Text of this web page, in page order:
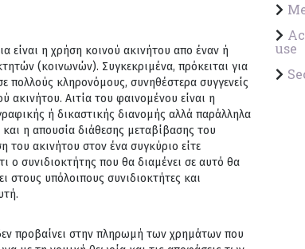
είναι η χρήση κοινού ακινήτου απο έναν ή
(κοινωνών). Συγκεκριμένα, πρόκειται για
πολλούς κληρονόμους, συνηθέστερα συγγενείς
ακινήτου. Αιτία του φαινομένου είναι η
ή δικαστικής διανομής αλλά παράλληλα
η απουσία διάθεσης μεταβίβασης του
ακινήτου στον ένα συγκύριο είτε
συνιδιοκτήτης που θα διαμένει σε αυτό θα
υπόλοιπους συνιδιοκτήτες και
προβαίνει στην πληρωμή των χρημάτων που
use